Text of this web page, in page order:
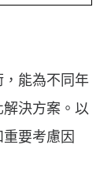
能為不同年
決方案。以
要考慮因